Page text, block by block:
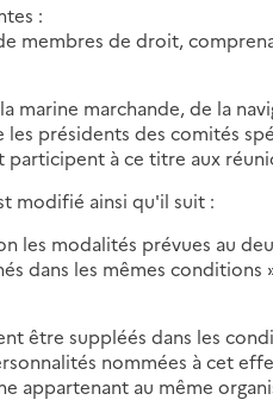
:
membres de droit,
marine marchande, de la
présidents des comités
à ce titre aux
modifié ainsi qu'il suit :
les modalités prévues au
dans les mêmes conditions
être suppléés dans les
nommées à cet
appartenant au même